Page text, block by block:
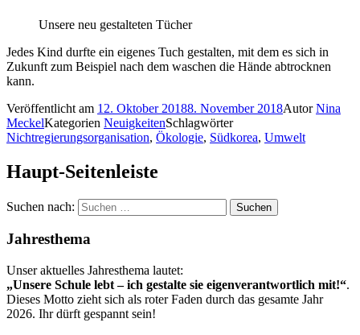
Unsere neu gestalteten Tücher
Jedes Kind durfte ein eigenes Tuch gestalten, mit dem es sich in
Zukunft zum Beispiel nach dem waschen die Hände abtrocknen
kann.
Veröffentlicht am 12. Oktober 20188. November 2018AutorNina
MeckelKategorien NeuigkeitenSchlagwörter
Nichtregierungsorganisation, Ökologie, Südkorea, Umwelt
Haupt-Seitenleiste
Suchen nach:
Jahresthema
Unser aktuelles Jahresthema lautet:
„Unsere Schule lebt – ich gestalte sie eigenverantwortlich mit!“.
Dieses Motto zieht sich als roter Faden durch das gesamte Jahr
2026. Ihr dürft gespannt sein!